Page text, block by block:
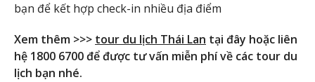
bạn để kết hợp check-in nhiều địa điểm
Xem thêm >>> tour du lịch Thái Lan tại đây hoặc liên
hệ 1800 6700 để được tư vấn miễn phí về các tour du
lịch bạn nhé.